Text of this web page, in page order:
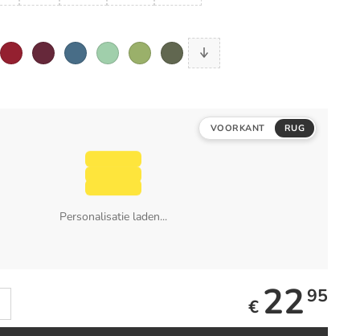
Personalisatie laden...
VOORKANT RUG
€ 22 95